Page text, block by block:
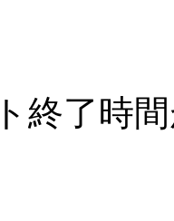
終了時